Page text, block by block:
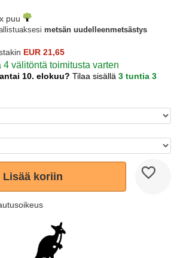
puu
metsän uudelleenmetsästys
EUR 21,65
välitöntä toimitusta varten
10. elokuu? Tilaa sisällä 3 tuntia 3
Lisää koriin